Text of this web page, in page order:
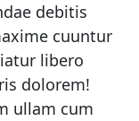
debitis
cuuntur
libero
dolorem!
ullam cum